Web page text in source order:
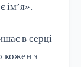
ім’я».
в серці
кожен з